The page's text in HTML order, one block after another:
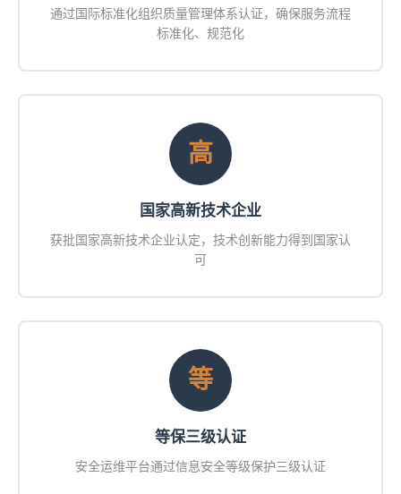
通过国际标准化组织质量管理体系认证，确保服务流程
标准化、规范化
高
国家高新技术企业
获批国家高新技术企业认定，技术创新能力得到国家认
可
等
等保三级认证
安全运维平台通过信息安全等级保护三级认证